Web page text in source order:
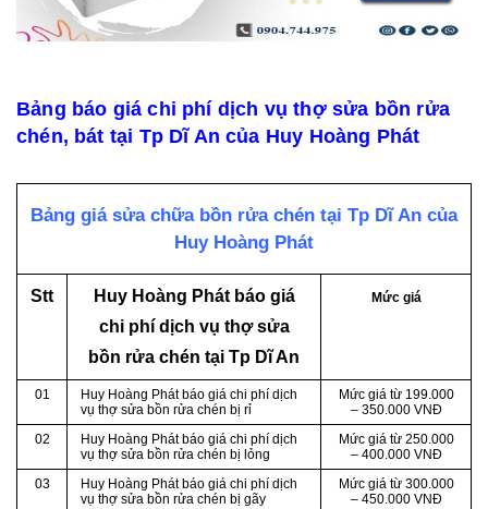
Bảng báo giá chi phí dịch vụ thợ sửa bồn rửa
chén, bát tại Tp Dĩ An của Huy Hoàng Phát
Bảng giá sửa chữa bồn rửa chén tại Tp Dĩ An của
Huy Hoàng Phát
Stt
Huy Hoàng Phát báo giá
chi phí dịch vụ thợ sửa
bồn rửa chén tại Tp Dĩ An
Mức giá
01
Huy Hoàng Phát báo giá chi phí dịch
vụ thợ sửa bồn rửa chén bị rỉ
Mức giá từ 199.000
– 350.000 VNĐ
02
Huy Hoàng Phát báo giá chi phí dịch
vụ thợ sửa bồn rửa chén bị lỏng
Mức giá từ 250.000
– 400.000 VNĐ
03
Huy Hoàng Phát báo giá chi phí dịch
vụ thợ sửa bồn rửa chén bị gãy
Mức giá từ 300.000
– 450.000 VNĐ